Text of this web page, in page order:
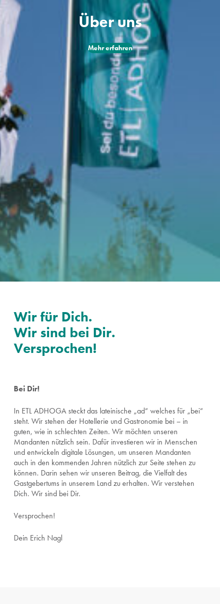
ÜBER UNS
Über uns
Mehr erfahren
Wir für Dich.
Wir sind bei Dir.
Versprochen!
Bei Dir!
In ETL ADHOGA steckt das lateinische „ad“ welches für „bei“
steht. Wir stehen der Hotellerie und Gastronomie bei – in
guten, wie in schlechten Zeiten. Wir möchten unseren
Mandanten nützlich sein. Dafür investieren wir in Menschen
und entwickeln digitale Lösungen, um unseren Mandanten
auch in den kommenden Jahren nützlich zur Seite stehen zu
können. Darin sehen wir unseren Beitrag, die Vielfalt des
Gastgebertums in unserem Land zu erhalten. Wir verstehen
Dich. Wir sind bei Dir.
Versprochen!
Dein Erich Nagl